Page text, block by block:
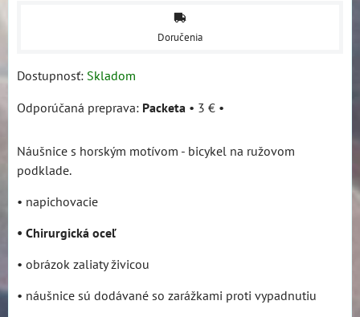
Doručenia
Dostupnosť: Skladom
Packeta • 3 € •
Náušnice s horským motívom - bicykel na ružovom
podklade.
• napichovacie
• Chirurgická oceľ
• obrázok zaliaty živicou
• náušnice sú dodávané so zarážkami proti vypadnutiu